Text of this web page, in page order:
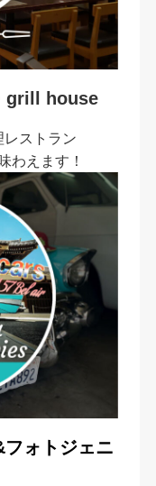
grill house
レストラン
わえます！
ォトジェニ